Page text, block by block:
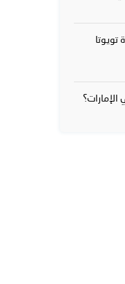
تويوتا